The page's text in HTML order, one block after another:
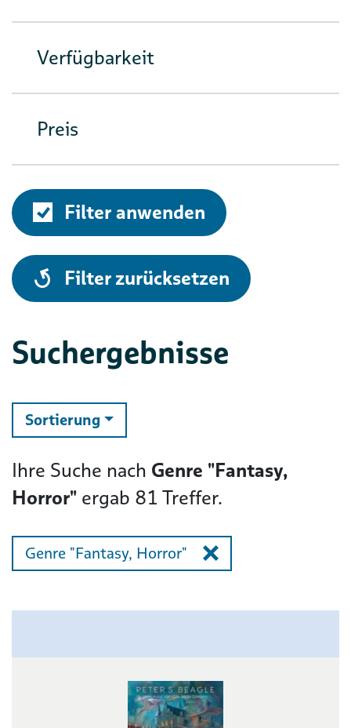
Verfügbarkeit
Preis
Filter anwenden
alle
Filter zurücksetzen
Suchergebnisse
Sortierung ändern
Ihre Suche nach Genre "Fantasy,
Horror" ergab 81 Treffer.
Genre "Fantasy, Horror"